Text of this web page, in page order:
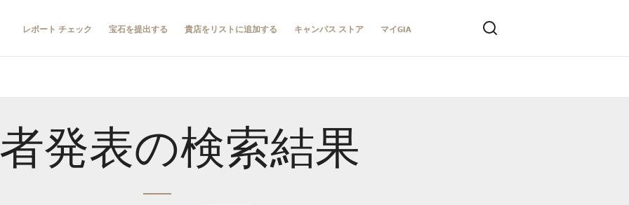
レポート チェック 宝石を提出する 貴店をリストに追加する キャンパス ストア マイGIA
発表の検索結果